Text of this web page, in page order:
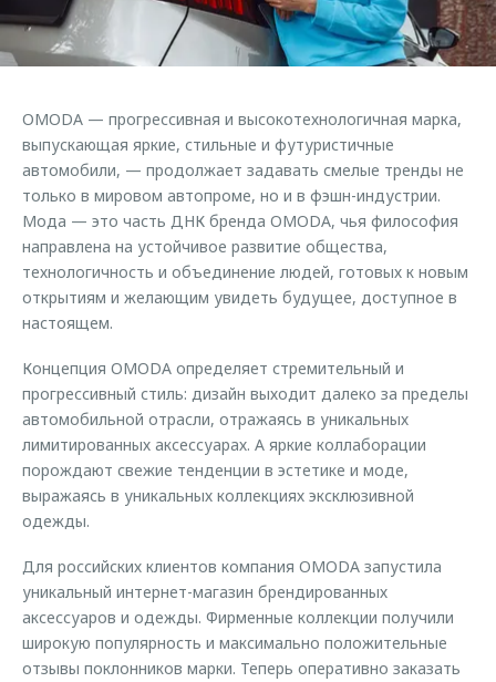
Страхование
Кредитный калькулятор
Одежда и сувениры
Оригинальные аксессуары
Запчасти
Трейд-ин
Калькулятор трейд-ин
Клиентская поддержка
O&J Автоклуб
Приложение O&J
Одежда и сувениры
Оригинальные аксессуары
Запчасти
Обратная связь
ОMODA — прогрессивная и высокотехнологичная марка,
выпускающая яркие, стильные и футуристичные
автомобили, — продолжает задавать смелые тренды не
только в мировом автопроме, но и в фэшн-индустрии.
Мода — это часть ДНК бренда OMODA, чья философия
направлена на устойчивое развитие общества,
технологичность и объединение людей, готовых к новым
открытиям и желающим увидеть будущее, доступное в
настоящем.
Концепция OMODA определяет стремительный и
прогрессивный стиль: дизайн выходит далеко за пределы
автомобильной отрасли, отражаясь в уникальных
лимитированных аксессуарах. А яркие коллаборации
порождают свежие тенденции в эстетике и моде,
выражаясь в уникальных коллекциях эксклюзивной
одежды.
Для российских клиентов компания OMODA запустила
уникальный интернет-магазин брендированных
аксессуаров и одежды. Фирменные коллекции получили
широкую популярность и максимально положительные
отзывы поклонников марки. Теперь оперативно заказать